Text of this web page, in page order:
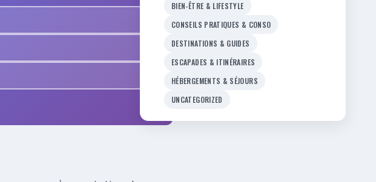
BIEN-ÊTRE & LIFESTYLE
CONSEILS PRATIQUES & CONSO
DESTINATIONS & GUIDES
ESCAPADES & ITINÉRAIRES
HÉBERGEMENTS & SÉJOURS
UNCATEGORIZED